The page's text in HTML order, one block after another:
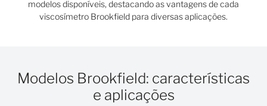
modelos disponíveis, destacando as vantagens de cada
viscosímetro Brookfield para diversas aplicações.
Modelos Brookfield: características
e aplicações